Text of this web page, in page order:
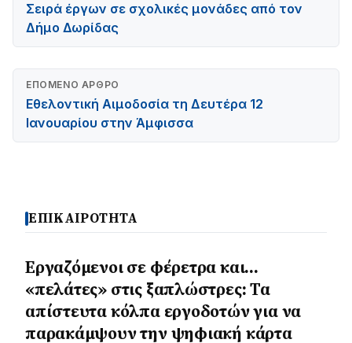
Σειρά έργων σε σχολικές μονάδες από τον
Δήμο Δωρίδας
ΕΠΌΜΕΝΟ ΆΡΘΡΟ
Εθελοντική Αιμοδοσία τη Δευτέρα 12
Ιανουαρίου στην Άμφισσα
ΕΠΙΚΑΙΡΟΤΗΤΑ
Εργαζόμενοι σε φέρετρα και…
«πελάτες» στις ξαπλώστρες: Τα
απίστευτα κόλπα εργοδοτών για να
παρακάμψουν την ψηφιακή κάρτα